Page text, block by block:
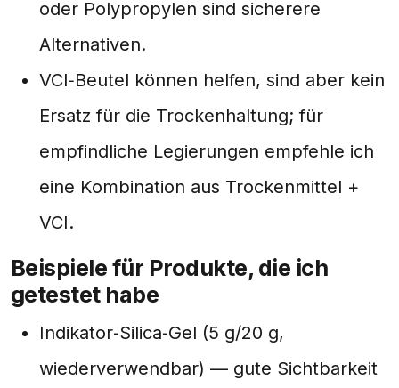
oder Polypropylen sind sicherere
Alternativen.
VCI‑Beutel können helfen, sind aber kein
Ersatz für die Trockenhaltung; für
empfindliche Legierungen empfehle ich
eine Kombination aus Trockenmittel +
VCI.
Beispiele für Produkte, die ich
getestet habe
Indikator‑Silica‑Gel (5 g/20 g,
wiederverwendbar) — gute Sichtbarkeit